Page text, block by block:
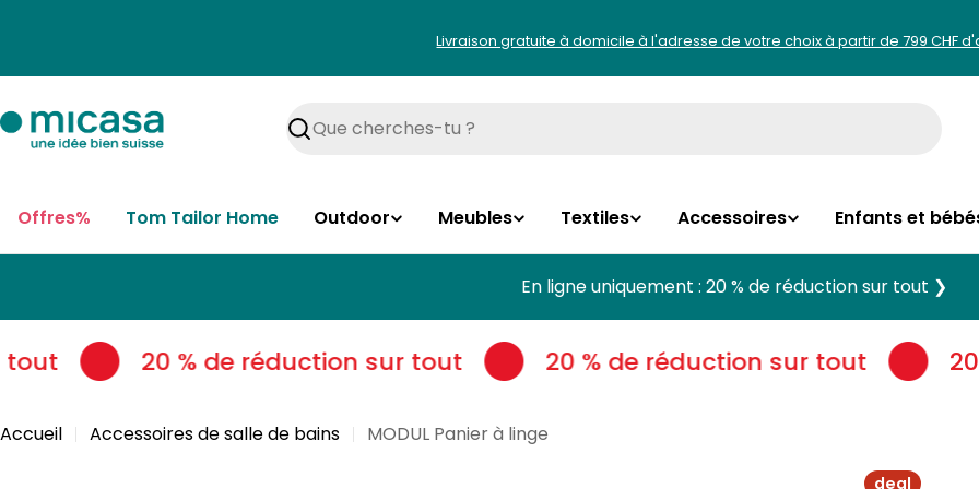
Livraison gratuite à domicile à l'adresse de votre choix à partir de 799 CHF
Rechercher
Offres% Tom Tailor Home Outdoor Meubles Textiles Accessoires Enfants et
En ligne uniquement : 20 % de réduction sur tout ❯
20 % de réduction sur tout 20 % de réduction sur tout
Accueil Accessoires de salle de bains MODUL Panier à linge
deal